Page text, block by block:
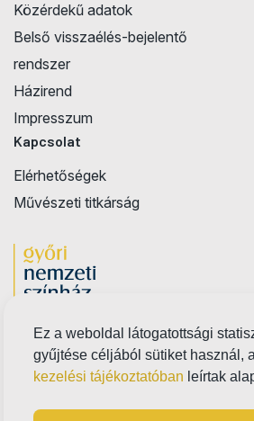
Ez a weboldal látogatottsági
gyűjtése céljából sütiket használ, a
kezelési tájékoztatóban leírtak
Közérdekű adatok
Belső visszaélés-bejelentő
rendszer
Házirend
Impresszum
Kapcsolat
Elérhetőségek
Művészeti titkárság